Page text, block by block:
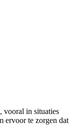
vooral in situaties
ervoor te zorgen dat